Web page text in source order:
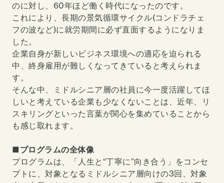
のに対し、60年ほど働く時代になったのです。
これにより、長期の景気循環サイクル(コンドラチェ
フの波など)に就労期間に必ず直面するようになりま
した。
企業自身が新しいビジネス環境への適応を迫られる
中、終身雇用が難しくなってきていると考えられま
す。
そんな中、ミドルシニア層の社員に今一度活躍してほ
しいと考えている企業も少なくないことは、近年、リ
スキリングといった言葉が関心を集めていることから
も感じ取れます。
■プログラムの全体像
プログラムは、「人生と“丁寧に”向き合う」をコンセ
プトに、対象となるミドルシニア層向けの3回、対象